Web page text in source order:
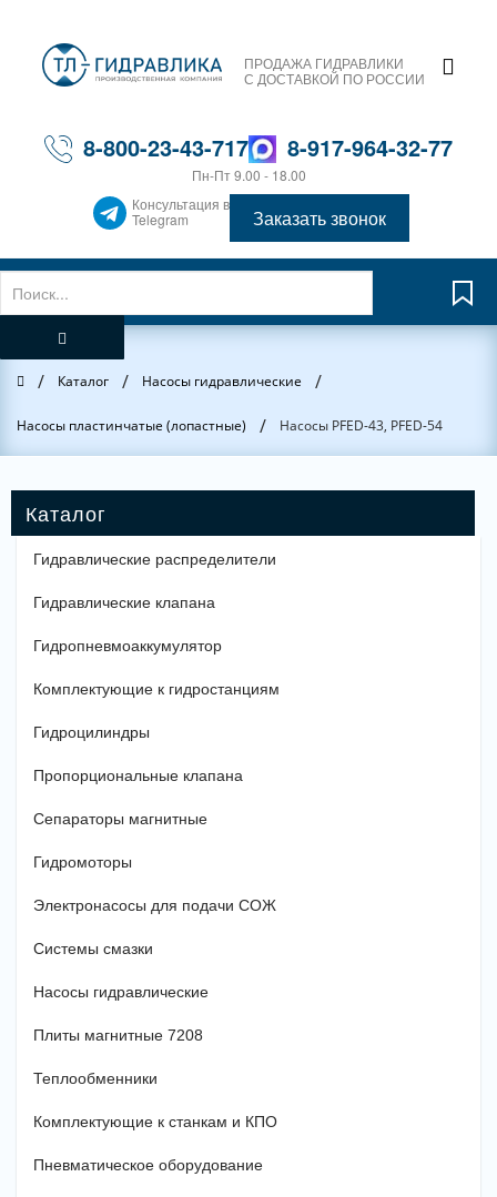
ПРОДАЖА ГИДРАВЛИКИ
С ДОСТАВКОЙ ПО РОССИИ
8-800-23-43-717 8-917-964-32-77
Пн-Пт 9.00 - 18.00
Консультация в
Telegram
Заказать звонок
Главная
/ Каталог / Насосы гидравлические /
Насосы пластинчатые (лопастные) / Насосы PFED-43, PFED-54
Гидравлические распределители
Гидравлические клапана
Гидропневмоаккумулятор
Комплектующие к гидростанциям
Гидроцилиндры
Пропорциональные клапана
Сепараторы магнитные
Гидромоторы
Электронасосы для подачи СОЖ
Системы смазки
Насосы гидравлические
Плиты магнитные 7208
Теплообменники
Комплектующие к станкам и КПО
Пневматическое оборудование